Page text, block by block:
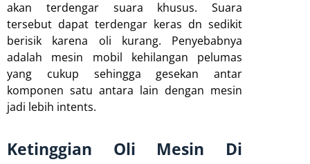
akan terdengar suara khusus. Suara
tersebut dapat terdengar keras dn sedikit
berisik karena oli kurang. Penyebabnya
adalah mesin mobil kehilangan pelumas
yang cukup sehingga gesekan antar
komponen satu antara lain dengan mesin
jadi lebih intents.
Ketinggian Oli Mesin Di